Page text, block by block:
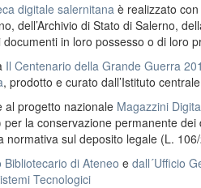
digitale salernitanaè realizzato
dell’Archivio di Stato di Salerno,
in loro possesso o di loro
Il Centenario della Grande Guerra
, prodotto e curato dall’Istituto
al progetto nazionale Magazzini
la conservazione permanente
normativa sul deposito legale (L.
Bibliotecario di Ateneo e dall´Ufficio
Tecnologici